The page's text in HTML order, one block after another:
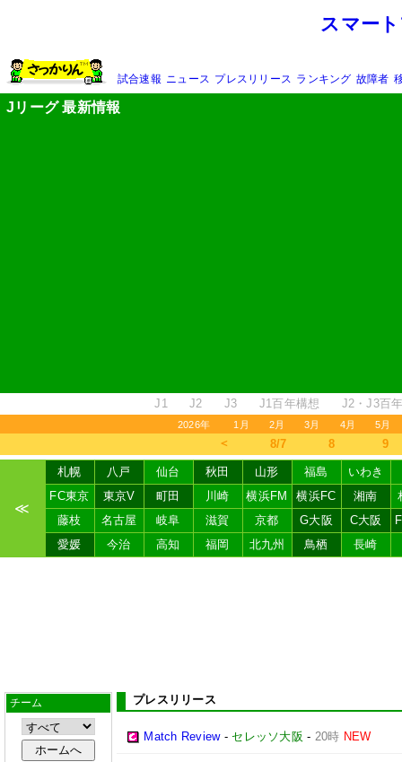
スマー
試合速報 ニュース プレスリリース ランキング 故障者
Jリーグ 最新情報
J1 J2 J3 J1百年構想 J2・J3百
2026年 1月 2月 3月 4月 5月
＜ 8/7 8 9
≪
札幌 八戸 仙台 秋田 山形 福島
いわき
FC東京
東京V 町田 川崎 横浜FM 横浜FC 湘南
藤枝
名古屋 岐阜 滋賀 京都 G大阪 C大阪
愛媛
今治 高知 福岡 北九州 鳥栖 長崎
チーム プレスリリース
Match Review- セレッソ大阪 - 20時 NEW